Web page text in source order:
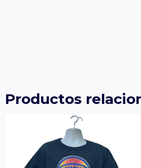
Productos